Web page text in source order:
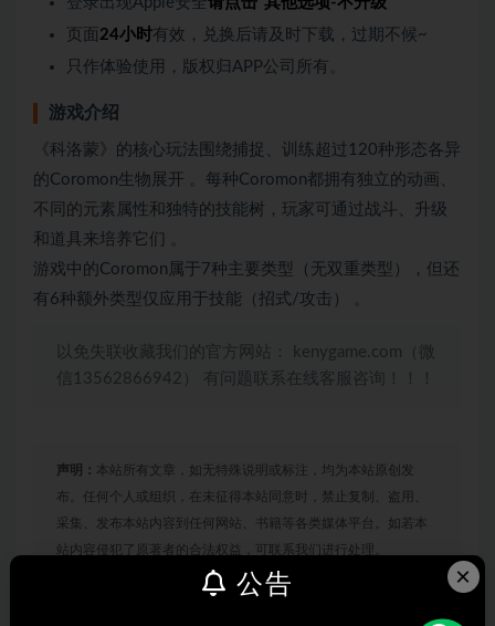
页面 24小时有效，兑换后请及时下载，过期不候~
只作体验使用，版权归APP公司所有。
游戏介绍
《科洛蒙》的核心玩法围绕捕捉、训练超过120种形态各异
的Coromon生物展开 。每种Coromon都拥有独立的动画、
不同的元素属性和独特的技能树，玩家可通过战斗、升级
和道具来培养它们 。
游戏中的Coromon属于7种主要类型（无双重类型），但还
有6种额外类型仅应用于技能（招式/攻击） 。
以免失联收藏我们的官方网站： kenygame.com（微
信13562866942） 有问题联系在线客服咨询！！！
声明： 本站所有文章，如无特殊说明或标注，均为本站原创发
布。任何个人或组织，在未征得本站同意时，禁止复制、盗用、
采集、发布本站内容到任何网站、书籍等各类媒体平台。如若本
站内容侵犯了原著者的合法权益，可联系我们进行处理。
×
公告